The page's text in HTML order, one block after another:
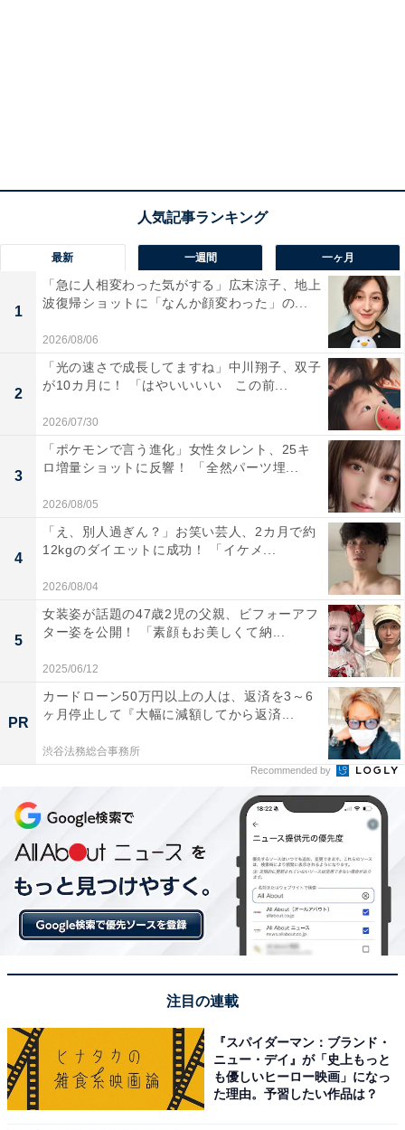
最新 一週間 一ヶ月
1
「急に人相変わった気がする」広末涼子、地上
波復帰ショットに「なんか顔変わった」の...
2026/08/06
2
「光の速さで成長してますね」中川翔子、双子
が10カ月に！ 「はやいいいい この前...
2026/07/30
3
「ポケモンで言う進化」女性タレント、25キ
ロ増量ショットに反響！ 「全然パーツ埋...
2026/08/05
4
「え、別人過ぎん？」お笑い芸人、2カ月で約
12kgのダイエットに成功！ 「イケメ...
2026/08/04
5
女装姿が話題の47歳2児の父親、ビフォーアフ
ター姿を公開！ 「素顔もお美しくて納...
2025/06/12
PR
カードローン50万円以上の人は、返済を3～6
ヶ月停止して『大幅に減額してから返済...
渋谷法務総合事務所
Recommended by
注目の連載
『スパイダーマン：ブランド・
ニュー・デイ』が「史上もっと
も優しいヒーロー映画」になっ
た理由。予習したい作品は？